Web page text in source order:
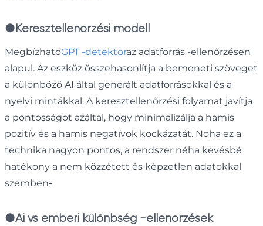
●Keresztellenőrzési modell
MegbízhatóGPT -detektoraz adatforrás -ellenőrzésen
alapul. Az eszköz összehasonlítja a bemeneti szöveget
a különböző AI által generált adatforrásokkal és a
nyelvi mintákkal. A keresztellenőrzési folyamat javítja
a pontosságot azáltal, hogy minimalizálja a hamis
pozitív és a hamis negatívok kockázatát. Noha ez a
technika nagyon pontos, a rendszer néha kevésbé
hatékony a nem közzétett és képzetlen adatokkal
szemben-
●Ai vs emberi különbség -ellenőrzések